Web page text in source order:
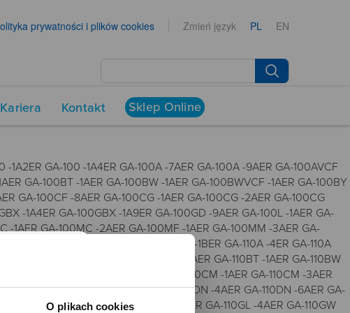
O plikach cookies
prywatności i plików cookies Zmień język PL EN
Kariera Kontakt Sklep Online
-1A2ER GA-100 -1A4ER GA-100A -7AER GA-100A -9AER GA-100AVCF
GA-100BT -1AER GA-100BW -1AER GA-100BWVCF -1AER GA-100BY
GA-100CF -8AER GA-100CG -1AER GA-100CG -2AER GA-100CG
-1A4ER GA-100GBX -1A9ER GA-100GD -9AER GA-100L -1AER GA-
-1AER GA-100MC -2AER GA-100MF -1AER GA-100MM -3AER GA-
100ST -2AER GA-110 -1AER GA-110 -1BER GA-110A -4ER GA-110A
-8AER GA-110BC -9AER GA-110BR -5AER GA-110BT -1AER GA-110BW
110CD -1A2ER GA-110CD -1A3ER GA-110CM -1AER GA-110CM -3AER
-2A7ER GA-110DC -2AER GA-110DN -4AER GA-110DN -6AER GA-
GA-110GD -9B2ER GA-110GD -9BER GA-110GL -4AER GA-110GW